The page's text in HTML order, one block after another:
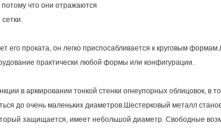
что они отражаются
его проката, он легко приспосабливается к круговым
практически любой формы или конфигурации.
в армировании тонкой стенки огнеупорных облицовок, в то
до очень маленьких диаметров.Шестерковый металл
защищается, имеет небольшой диаметр. Свободные